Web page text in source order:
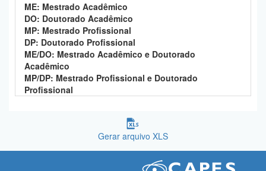
ME: Mestrado Acadêmico
DO: Doutorado Acadêmico
MP: Mestrado Profissional
DP: Doutorado Profissional
ME/DO: Mestrado Acadêmico e Doutorado
Acadêmico
MP/DP: Mestrado Profissional e Doutorado
Profissional
Gerar arquivo XLS